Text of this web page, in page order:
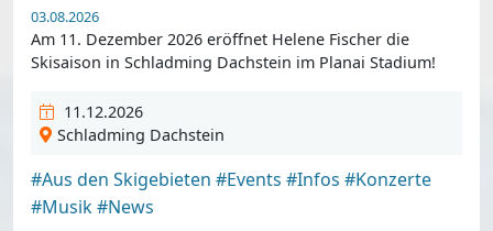
03.08.2026
Am 11. Dezember 2026 eröffnet Helene Fischer die
Skisaison in Schladming Dachstein im Planai Stadium!
11.12.2026
Schladming Dachstein
#Aus den Skigebieten #Events #Infos #Konzerte
#Musik#News